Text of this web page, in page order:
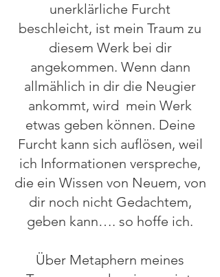
unerklärliche Furcht
beschleicht, ist mein Traum zu
diesem Werk bei dir
angekommen. Wenn dann
allmählich in dir die Neugier
ankommt, wird mein Werk
etwas geben können. Deine
Furcht kann sich auflösen, weil
ich Informationen verspreche,
die ein Wissen von Neuem, von
dir noch nicht Gedachtem,
geben kann…. so hoffe ich.
Über Metaphern meines